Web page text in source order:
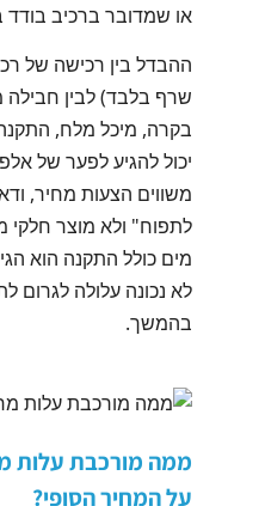
או שמדובר ברכיב בודד
ההבדל בין רכישה של
שרף בלבד) לבין
בקרה, מיכל מלח,
יכול להגיע לפער של
משווים הצעות מחיר,
לתפוח" ולא מוצר חלקי
מים כולל התקנה הוא
לא נכונה עלולה לגרום
בהמשך.
ממה מורכבת עלות
על המחיר הסופי?